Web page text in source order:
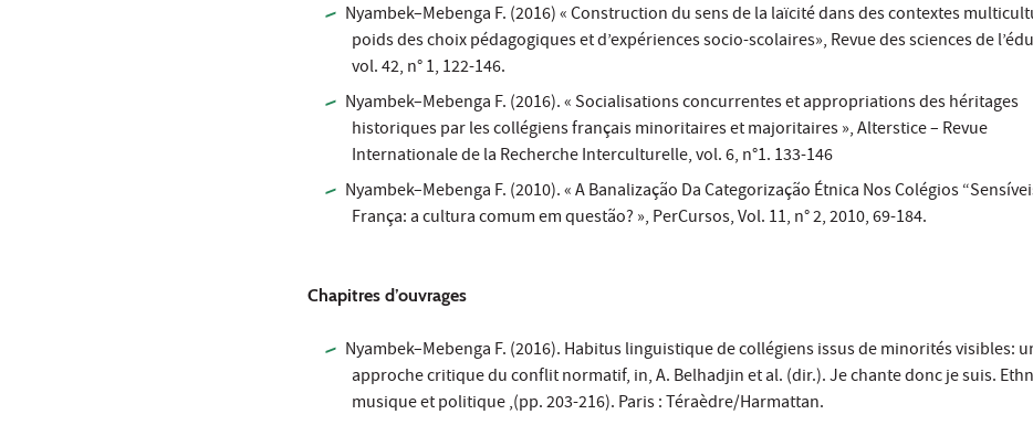
Nyambek–Mebenga F. (2016) « Construction du sens de la laïcité dans des contextes
poids des choix pédagogiques et d’expériences socio-scolaires», Revue des sciences de
vol. 42, n° 1, 122-146.
Nyambek–Mebenga F. (2016). « Socialisations concurrentes et appropriations des héritages
historiques par les collégiens français minoritaires et majoritaires », Alterstice – Revue
Internationale de la Recherche Interculturelle, vol. 6, n°1. 133-146
Nyambek–Mebenga F. (2010). « A Banalização Da Categorização Étnica Nos Colégios
França: a cultura comum em questão? », PerCursos, Vol. 11, n° 2, 2010, 69-184.
Chapitres d’ouvrages
Nyambek–Mebenga F. (2016). Habitus linguistique de collégiens issus de minorités visibles:
approche critique du conflit normatif, in, A. Belhadjin et al. (dir.). Je chante donc je suis.
musique et politique ,(pp. 203-216). Paris : Téraèdre/Harmattan.